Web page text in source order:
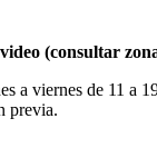
(consultar
a viernes de 11 a
previa.